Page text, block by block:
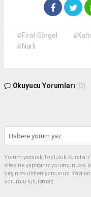
#Fırat Görgel
#Narlı
Okuyucu Yorumları (0)
Yorum yazarak Topluluk
sitesine yaptığınız
başınıza üstleniyorsunuz.
sorumlu tutulamaz.